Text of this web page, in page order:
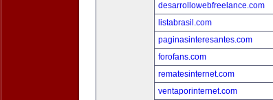
desarrollowebfreelance.com
listabrasil.com
paginasinteresantes.com
forofans.com
rematesinternet.com
ventaporinternet.com